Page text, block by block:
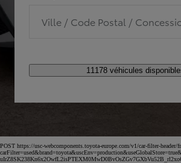
Ville / Code Postal /
11178 véhicules
POST https://usc-webcomponents.toyota-europe.com/v1/car-filter-header/